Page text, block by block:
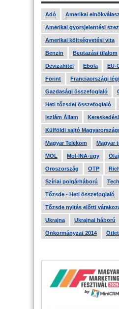
Adó Amerikai
Amerikai gyorsjelentési
Amerikai költségvetési vita
Benzin Beutazási tilalom
Devizahitel Ebola EU-
Forint Franciaországi
Gazdasági összefoglaló
Heti tőzsdei összefoglaló
Iszlám Állam
Külföldi sajtó
Magyar Telekom Magyar
MOL Mol-INA-ügy Olaj
Oroszország OTP
Szíriai polgárháború
Tőzsde - Heti összefoglaló
Tőzsde nyitás előtti
Ukrajna Ukrajnai háború
Önkormányzat 2014